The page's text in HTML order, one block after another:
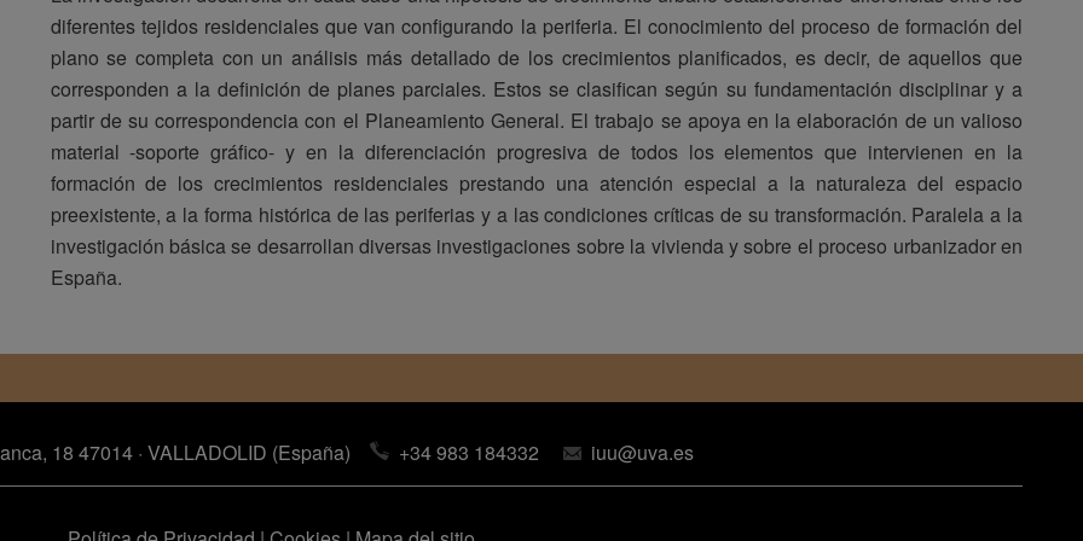
diferentes tejidos residenciales que van configurando la periferia. El conocimiento del proceso de formación del
plano se completa con un análisis más detallado de los crecimientos planificados, es decir, de aquellos que
corresponden a la definición de planes parciales. Estos se clasifican según su fundamentación disciplinar y a
partir de su correspondencia con el Planeamiento General. El trabajo se apoya en la elaboración de un valioso
material -soporte gráfico- y en la diferenciación progresiva de todos los elementos que intervienen en la
formación de los crecimientos residenciales prestando una atención especial a la naturaleza del espacio
preexistente, a la forma histórica de las periferias y a las condiciones críticas de su transformación. Paralela a la
investigación básica se desarrollan diversas investigaciones sobre la vivienda y sobre el proceso urbanizador en
España.
18 47014 · VALLADOLID (España) +34 983 184332 iuu@uva.es